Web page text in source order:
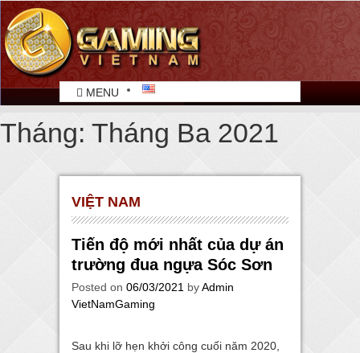
MENU
Tháng: Tháng Ba 2021
VIỆT NAM
Tiến độ mới nhất của dự án
trường đua ngựa Sóc Sơn
Posted on 06/03/2021 byAdmin
VietNamGaming
Sau khi lỡ hẹn khởi công cuối năm 2020,